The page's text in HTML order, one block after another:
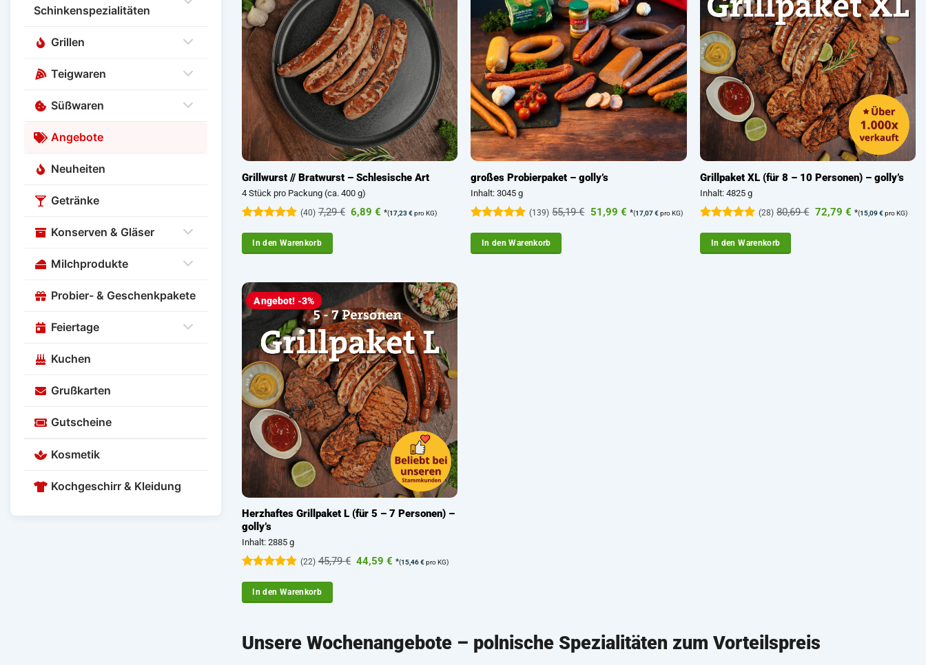
Schinkenspezialitäten
Grillen
Teigwaren
Süßwaren
Angebote
Neuheiten
Getränke
Konserven & Gläser
Milchprodukte
Probier- & Geschenkpakete
Feiertage
Kuchen
Grußkarten
Gutscheine
Kosmetik
Kochgeschirr & Kleidung
Grillwurst // Bratwurst – Schlesische Art
4 Stück pro Packung (ca. 400 g)
mit 4.9
von 5
(40) 7,29€ Ursprünglicher
6,89€ Aktueller
*(17,23€pro KG)
In den Warenkorb
großes Probierpaket – golly’s
Inhalt: 3045 g
mit 4.85
von 5
(139) 55,19€ Ursprünglicher
51,99 €Aktueller
*(17,07€pro KG)
In den Warenkorb
Grillpaket XL (für 8 – 10 Personen) – golly’s
Inhalt: 4825 g
mit 4.93
von 5
(28) 80,69€ Ursprünglicher
72,79 €Aktueller
*(15,09€pro KG)
In den Warenkorb
Angebot! -3%
Herzhaftes Grillpaket L (für 5 – 7 Personen) –
golly’s
Inhalt: 2885 g
mit 4.86
von 5
(22) 45,79€ Ursprünglicher
44,59€ Aktueller
*(15,46€pro KG)
In den Warenkorb
Unsere Wochenangebote – polnische Spezialitäten zum Vorteilspreis